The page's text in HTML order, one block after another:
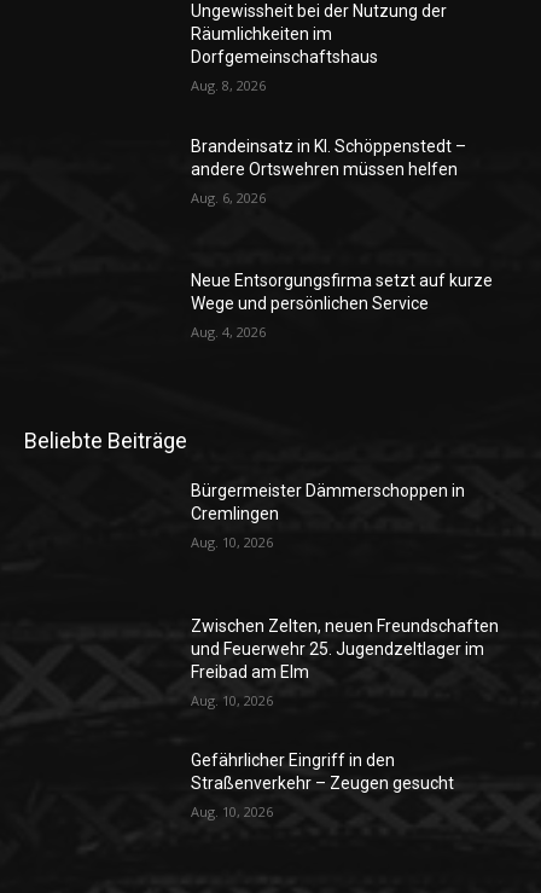
Ungewissheit bei der Nutzung der
Räumlichkeiten im
Dorfgemeinschaftshaus
Aug. 8, 2026
Brandeinsatz in Kl. Schöppenstedt –
andere Ortswehren müssen helfen
Aug. 6, 2026
Neue Entsorgungsfirma setzt auf kurze
Wege und persönlichen Service
Aug. 4, 2026
Beliebte Beiträge
Bürgermeister Dämmerschoppen in
Cremlingen
Aug. 10, 2026
Zwischen Zelten, neuen Freundschaften
und Feuerwehr 25. Jugendzeltlager im
Freibad am Elm
Aug. 10, 2026
Gefährlicher Eingriff in den
Straßenverkehr – Zeugen gesucht
Aug. 10, 2026